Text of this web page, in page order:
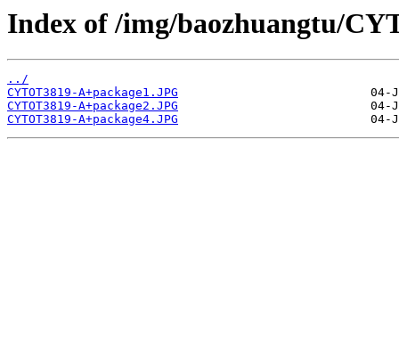
Index of /img/baozhuangtu/
../
CYTOT3819-A+package1.JPG
CYTOT3819-A+package2.JPG
CYTOT3819-A+package4.JPG